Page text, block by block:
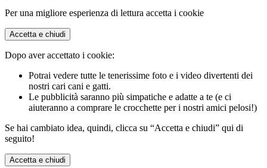
Per una migliore esperienza di lettura accetta i cookie
Accetta e chiudi
Dopo aver accettato i cookie:
Potrai vedere tutte le tenerissime foto e i video divertenti dei
nostri cari cani e gatti.
Le pubblicità saranno più simpatiche e adatte a te (e ci
aiuteranno a comprare le crocchette per i nostri amici pelosi!)
Se hai cambiato idea, quindi, clicca su “Accetta e chiudi” qui di
seguito!
Accetta e chiudi